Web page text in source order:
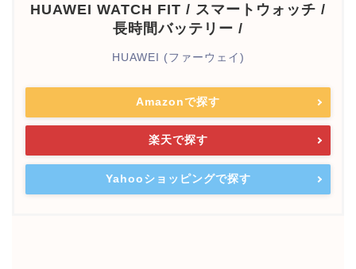
HUAWEI WATCH FIT / スマートウォッチ /
長時間バッテリー /
HUAWEI (ファーウェイ)
Amazonで探す
楽天で探す
Yahooショッピングで探す